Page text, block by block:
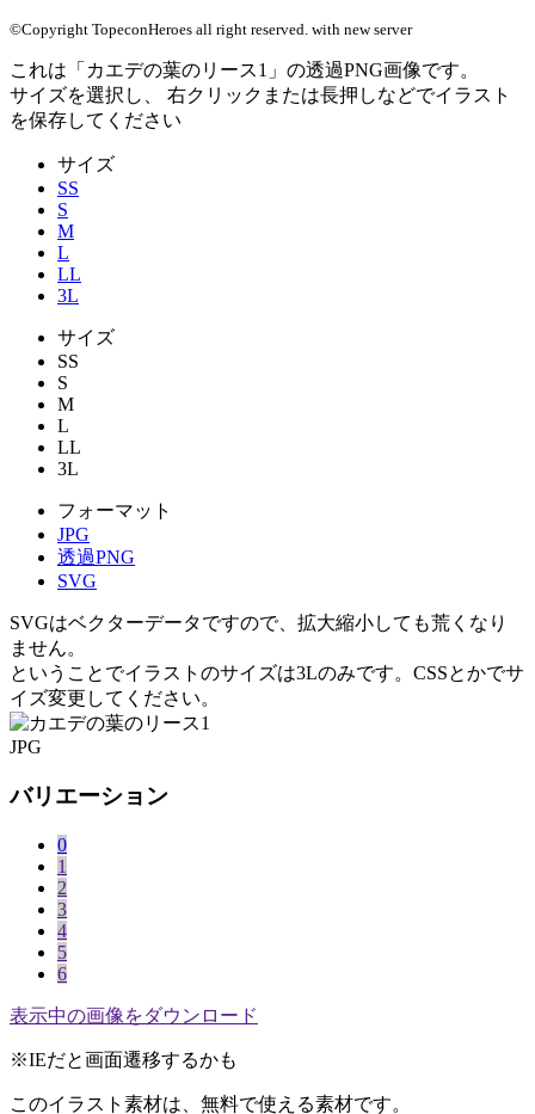
©Copyright TopeconHeroes all right reserved. with new server
これは「 カエデの葉のリース1 」の透過PNG画像です。
サイズを選択し、 右クリックまたは長押しなどでイラスト
を保存してください
サイズ
SS
S
M
L
LL
3L
サイズ
SS
S
M
L
LL
3L
フォーマット
JPG
透過PNG
SVG
SVGはベクターデータですので、拡大縮小しても荒くなり
ません。
ということでイラストのサイズは3Lのみです。CSSとかでサ
イズ変更してください。
JPG
バリエーション
0
1
2
3
4
5
6
表示中の画像をダウンロード
※IEだと画面遷移するかも
このイラスト素材は、無料で使える素材です。